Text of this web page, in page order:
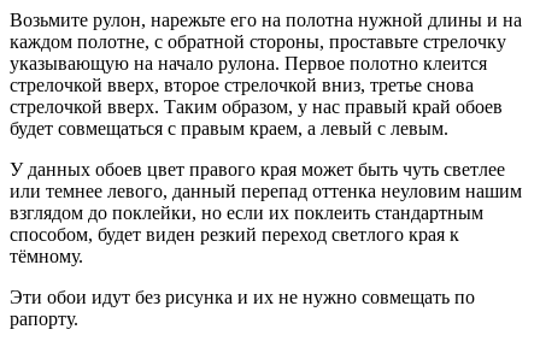
Возьмите рулон, нарежьте его на полотна нужной длины и на
каждом полотне, с обратной стороны, проставьте стрелочку
указывающую на начало рулона. Первое полотно клеится
стрелочкой вверх, второе стрелочкой вниз, третье снова
стрелочкой вверх. Таким образом, у нас правый край обоев
будет совмещаться с правым краем, а левый с левым.
У данных обоев цвет правого края может быть чуть светлее
или темнее левого, данный перепад оттенка неуловим нашим
взглядом до поклейки, но если их поклеить стандартным
способом, будет виден резкий переход светлого края к
тёмному.
Эти обои идут без рисунка и их не нужно совмещать по
рапорту.